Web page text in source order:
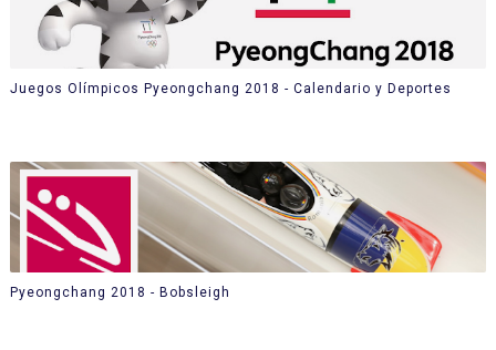
Juegos Olímpicos Pyeongchang 2018 - Calendario y Deportes
Pyeongchang 2018 - Bobsleigh